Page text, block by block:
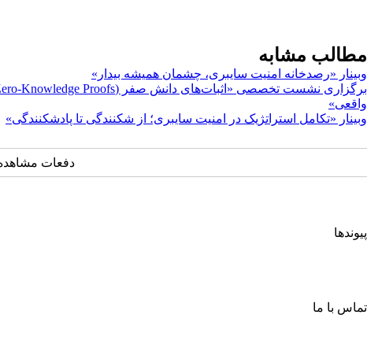
مطالب مشابه
وبینار «رصدخانه امنیت سایبری، چشمان همیشه بیدار»
واقعی»
وبینار «تکامل استراتژیک در امنیت سایبری؛ از شکنندگی تا پادشکنندگی»
دفعات مشاهده: ۵۵۹
پیوندها
تماس با ما